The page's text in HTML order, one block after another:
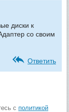
диски к
со своим
Ответить
с политикой